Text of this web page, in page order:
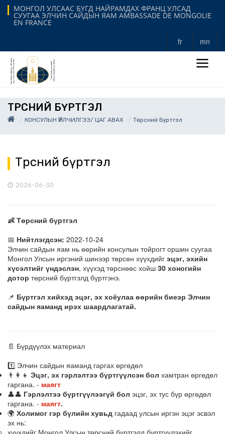
МОНГОЛ УЛСААС БҮГД НАЙРАМДАХ ФРАНЦ УЛСАД
СУУГАА ЭЛЧИН САЙДЫН ЯАМ AMBASSADE DE MONGOLIE
EN FRANCE
fr mn
ТӨРСНИЙ БҮРТГЭЛ
КОНСУЛЫН ҮЙЛЧИЛГЭЭ/ ЦАГ АВАХ Төрсний Бүртгэл
Төрсний бүртгэл
2026-06-30
👶 Төрсний бүртгэл
📅 Нийтлэгдсэн: 2022-10-24
Элчин сайдын яам нь өөрийн консулын тойрогт оршин суугаа
Монгол Улсын иргэний шинээр төрсөн хүүхдийг эцэг, эхийн
хүсэлтийг үндэслэн, хүүхэд төрснөөс хойш 30 хоногийн
дотор төрсний бүртгэлд бүртгэнэ.
📌 Бүртгэл хийхэд эцэг, эх хоёулаа өөрийн биеэр Элчин
сайдын яаманд ирэх шаардлагатай.
📄 Бүрдүүлэх материал
1️⃣ Элчин сайдын яаманд гаргах өргөдөл
👨‍👩‍👧 Эцэг, эх гэрлэлтээ бүртгүүлсэн бол хамтран өргөдөл
гаргана. - маягт
👤👤 Гэрлэлтээ бүртгүүлээгүй бол эцэг, эх тус бүр өргөдөл
гаргана. - маягт.
🌍 Холимог гэр бүлийн хувьд гадаад улсын иргэн эцэг эсвэл
эх нь:
хүүхдийг Монгол Улсын төрсний бүртгэлд бүртгүүлэхийг